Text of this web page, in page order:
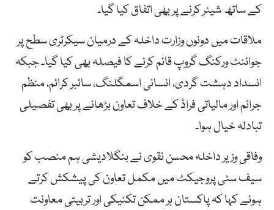
کے ساتھ شیئر کرنے پر بھی اتفاق کیا گیا۔
ملاقات میں دونوں وزارت داخلہ کے درمیان سیکرٹری سطح پر
جوائنٹ ورکنگ گروپ قائم کرنے کا فیصلہ بھی کیا گیا۔ جبکہ
انسداد دہشت گردی، انسانی اسمگلنگ، سائبر کرائم، منظم
جرائم اور مالیاتی فراڈ کے خلاف تعاون بڑھانے پر بھی تفصیلی
تبادلہ خیال ہوا۔
وفاقی وزیر داخلہ محسن نقوی نے بنگلادیشی ہم منصب کو
سیف سٹی پروجیکٹ میں مکمل تعاون کی پیشکش کرتے
ہوئے کہا کہ پاکستان ہر ممکن تکنیکی اور تربیتی معاونت